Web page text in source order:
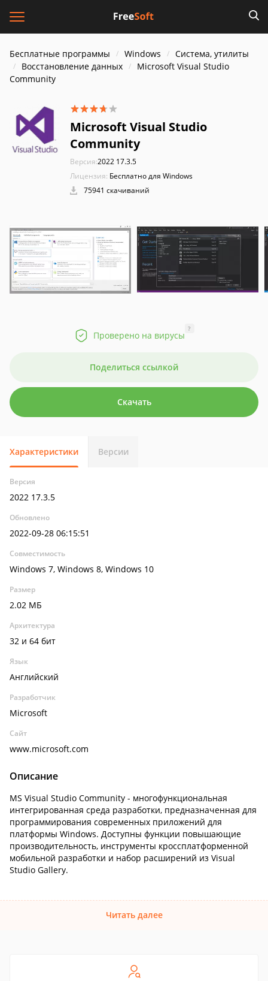
Бесплатные программы Windows
Система, утилиты
Восстановление данных
Microsoft Visual Studio
Community
Microsoft Visual Studio
Community
Версия:2022 17.3.5
Лицензия: Бесплатно для Windows
75941 скачиваний
Проверено на вирусы
?
Поделиться ссылкой
Скачать
Характеристики Версии
Версия
2022 17.3.5
Обновлено
2022-09-28 06:15:51
Совместимость
Windows 7, Windows 8, Windows 10
Размер
2.02 МБ
Архитектура
32 и 64 бит
Язык
Английский
Разработчик
Microsoft
Сайт
www.microsoft.com
Описание
MS Visual Studio Community - многофункциональная
интегрированная среда разработки, предназначенная для
программирования современных приложений для
платформы Windows. Доступны функции повышающие
производительность, инструменты кроссплатформенной
мобильной разработки и набор расширений из Visual
Studio Gallery.
Читать далее